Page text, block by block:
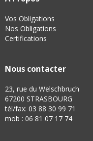
Vos Obligations
Nos Obligations
Certifications
Nous contacter
23, rue du Welschbruch
67200 STRASBOURG
tél/fax: 03 88 30 99 71
mob : 06 81 07 17 74